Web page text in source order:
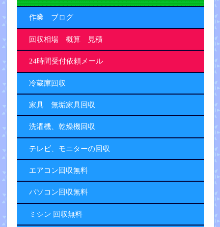
作業 ブログ
回収相場 概算 見積
24時間受付依頼メール
冷蔵庫回収
家具 無垢家具回収
洗濯機、乾燥機回収
テレビ、モニターの回収
エアコン回収無料
パソコン回収無料
ミシン 回収無料